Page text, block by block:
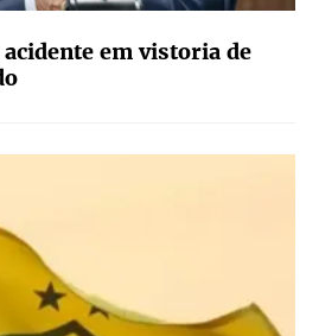
em vistoria de